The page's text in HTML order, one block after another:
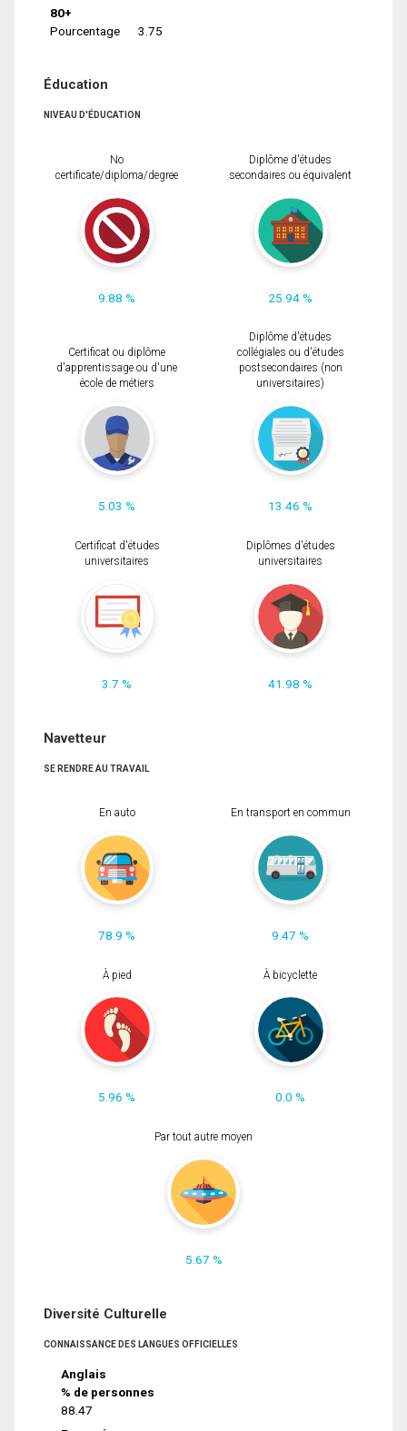
80+
Pourcentage
3.75
Éducation
NIVEAU D'ÉDUCATION
No
certificate/diploma/degree
9.88 %
Diplôme d'études
secondaires ou équivalent
25.94 %
Certificat ou diplôme
d'apprentissage ou d'une
école de métiers
5.03 %
Diplôme d'études
collégiales ou d'études
postsecondaires (non
universitaires)
13.46 %
Certificat d'études
universitaires
3.7 %
Diplômes d'études
universitaires
41.98 %
Navetteur
SE RENDRE AU TRAVAIL
En auto
78.9 %
En transport en commun
9.47 %
À pied
5.96 %
À bicyclette
0.0 %
Par tout autre moyen
5.67 %
Diversité Culturelle
CONNAISSANCE DES LANGUES OFFICIELLES
Anglais
% de personnes
88.47